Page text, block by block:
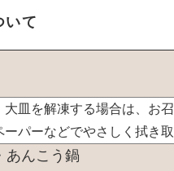
いて
皿を解凍する場合は、お
パーなどでやさしく拭き取
あんこう鍋